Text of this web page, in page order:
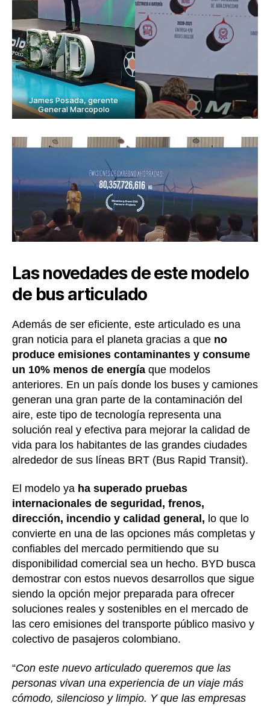
James Posada, gerente
General Marcopolo
Las novedades de este modelo
de bus articulado
Además de ser eficiente, este articulado es una
gran noticia para el planeta gracias a que no
produce emisiones contaminantes y consume
un 10% menos de energía que modelos
anteriores. En un país donde los buses y camiones
generan una gran parte de la contaminación del
aire, este tipo de tecnología representa una
solución real y efectiva para mejorar la calidad de
vida para los habitantes de las grandes ciudades
alrededor de sus líneas BRT (Bus Rapid Transit).
El modelo ya ha superado pruebas
internacionales de seguridad, frenos,
dirección, incendio y calidad general, lo que lo
convierte en una de las opciones más completas y
confiables del mercado permitiendo que su
disponibilidad comercial sea un hecho. BYD busca
demostrar con estos nuevos desarrollos que sigue
siendo la opción mejor preparada para ofrecer
soluciones reales y sostenibles en el mercado de
las cero emisiones del transporte público masivo y
colectivo de pasajeros colombiano.
“Con este nuevo articulado queremos que las
personas vivan una experiencia de un viaje más
cómodo, silencioso y limpio. Y que las empresas